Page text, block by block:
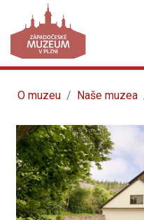
O muzeu Naše muzea